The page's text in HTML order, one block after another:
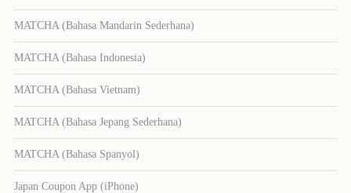
MATCHA (Bahasa Mandarin Sederhana)
MATCHA (Bahasa Indonesia)
MATCHA (Bahasa Vietnam)
MATCHA (Bahasa Jepang Sederhana)
MATCHA (Bahasa Spanyol)
Japan Coupon App (iPhone)